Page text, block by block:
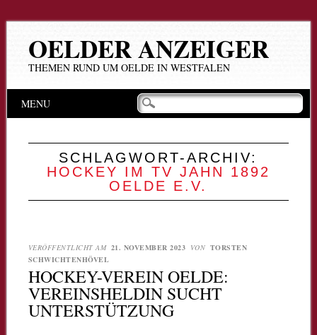
OELDER ANZEIGER
THEMEN RUND UM OELDE IN WESTFALEN
Hauptmenü
Inhalt
MENU
SCHLAGWORT-ARCHIV:
HOCKEY IM TV JAHN 1892
OELDE E.V.
VERÖFFENTLICHT AM 21. NOVEMBER 2023 VON TORSTEN
SCHWICHTENHÖVEL
HOCKEY-VEREIN OELDE:
VEREINSHELDIN SUCHT
UNTERSTÜTZUNG